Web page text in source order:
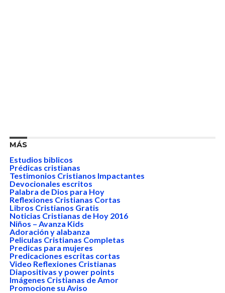
MÁS
Estudios biblicos
Prédicas cristianas
Testimonios Cristianos Impactantes
Devocionales escritos
Palabra de Dios para Hoy
Reflexiones Cristianas Cortas
Libros Cristianos Gratis
Noticias Cristianas de Hoy 2016
Niños – Avanza Kids
Adoración y alabanza
Peliculas Cristianas Completas
Predicas para mujeres
Predicaciones escritas cortas
Video Reflexiones Cristianas
Diapositivas y power points
Imágenes Cristianas de Amor
Promocione su Aviso